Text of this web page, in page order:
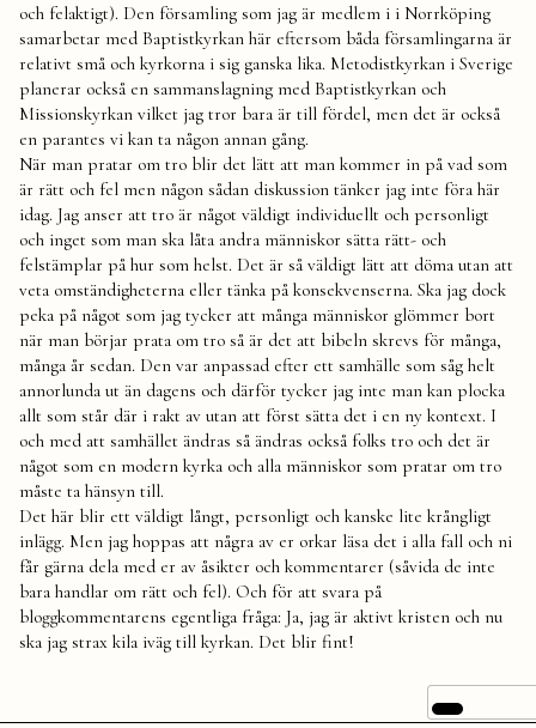
och felaktigt). Den församling som jag är medlem i i Norrköping
samarbetar med Baptistkyrkan här eftersom båda församlingarna är
relativt små och kyrkorna i sig ganska lika. Metodistkyrkan i Sverige
planerar också en sammanslagning med Baptistkyrkan och
Missionskyrkan vilket jag tror bara är till fördel, men det är också
en parantes vi kan ta någon annan gång.
När man pratar om tro blir det lätt att man kommer in på vad som
är rätt och fel men någon sådan diskussion tänker jag inte föra här
idag. Jag anser att tro är något väldigt individuellt och personligt
och inget som man ska låta andra människor sätta rätt- och
felstämplar på hur som helst. Det är så väldigt lätt att döma utan att
veta omständigheterna eller tänka på konsekvenserna. Ska jag dock
peka på något som jag tycker att många människor glömmer bort
när man börjar prata om tro så är det att bibeln skrevs för många,
många år sedan. Den var anpassad efter ett samhälle som såg helt
annorlunda ut än dagens och därför tycker jag inte man kan plocka
allt som står där i rakt av utan att först sätta det i en ny kontext. I
och med att samhället ändras så ändras också folks tro och det är
något som en modern kyrka och alla människor som pratar om tro
måste ta hänsyn till.
Det här blir ett väldigt långt, personligt och kanske lite krångligt
inlägg. Men jag hoppas att några av er orkar läsa det i alla fall och ni
får gärna dela med er av åsikter och kommentarer (såvida de inte
bara handlar om rätt och fel). Och för att svara på
bloggkommentarens egentliga fråga: Ja, jag är aktivt kristen och nu
ska jag strax kila iväg till kyrkan. Det blir fint!